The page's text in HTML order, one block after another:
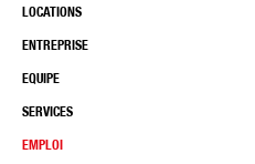
LOCATIONS
ENTREPRISE
EQUIPE
SERVICES
EMPLOI